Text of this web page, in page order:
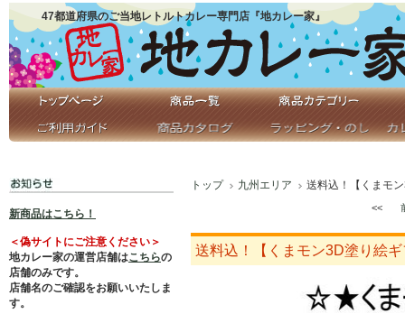
47都道府県のご当地レトルトカレー専門店『地カレー家』
新商品はこちら！
＜偽サイトにご注意ください＞
地カレー家の運営店舗はこちらの
店舗のみです。
店舗名のご確認をお願いいたしま
す。
トップ 九州エリア 送料込！【くまモ
<<
送料込！【くまモン3D塗り絵